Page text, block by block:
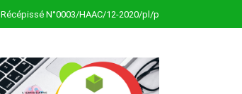
Récépissé N°0003/HAAC/12-2020/pl/p